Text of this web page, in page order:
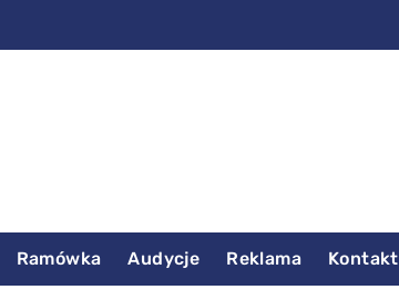
Ramówka Audycje Reklama Kontakt